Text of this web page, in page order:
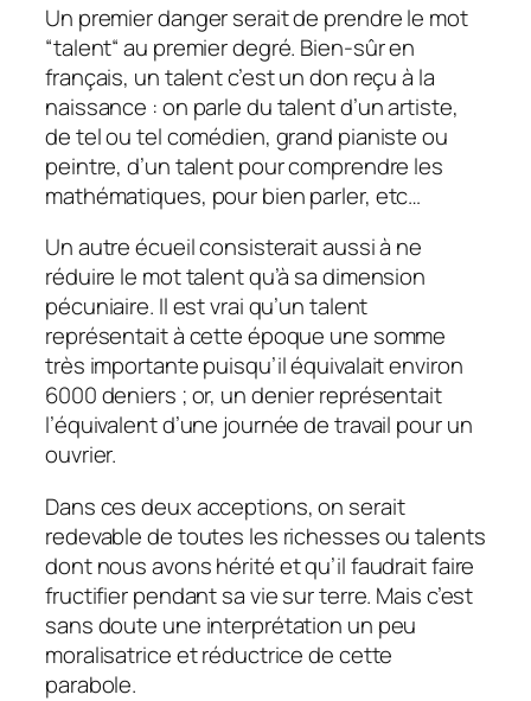
Un premier danger serait de prendre le mot
“talent“ au premier degré. Bien-sûr en
français, un talent c’est un don reçu à la
naissance : on parle du talent d’un artiste,
de tel ou tel comédien, grand pianiste ou
peintre, d’un talent pour comprendre les
mathématiques, pour bien parler, etc…
Un autre écueil consisterait aussi à ne
réduire le mot talent qu’à sa dimension
pécuniaire. Il est vrai qu’un talent
représentait à cette époque une somme
très importante puisqu’il équivalait environ
6000 deniers ; or, un denier représentait
l’équivalent d’une journée de travail pour un
ouvrier.
Dans ces deux acceptions, on serait
redevable de toutes les richesses ou talents
dont nous avons hérité et qu’il faudrait faire
fructifier pendant sa vie sur terre. Mais c’est
sans doute une interprétation un peu
moralisatrice et réductrice de cette
parabole.